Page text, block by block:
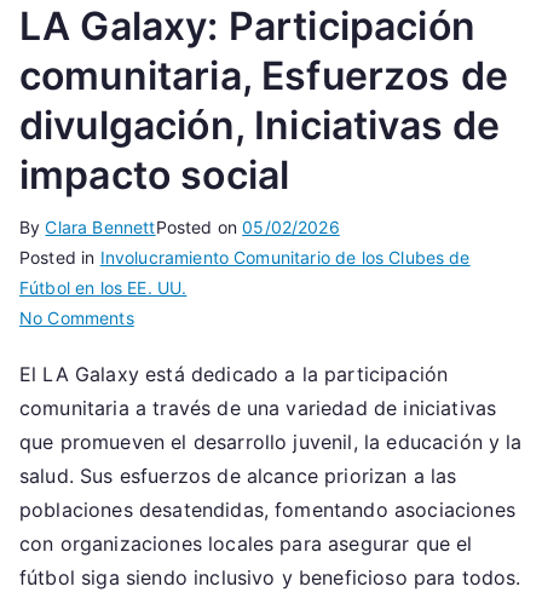
LA Galaxy: Participación
comunitaria, Esfuerzos de
divulgación, Iniciativas de
impacto social
ByClara BennettPosted on05/02/2026
Posted in Involucramiento Comunitario de los Clubes de
Fútbol en los EE. UU.
No Commentson
Galaxy:
Participación
comunitaria,
Esfuerzos
de
Iniciativas
de
El LA Galaxy está dedicado a la participación
comunitaria a través de una variedad de iniciativas
que promueven el desarrollo juvenil, la educación y la
salud. Sus esfuerzos de alcance priorizan a las
poblaciones desatendidas, fomentando asociaciones
con organizaciones locales para asegurar que el
fútbol siga siendo inclusivo y beneficioso para todos.